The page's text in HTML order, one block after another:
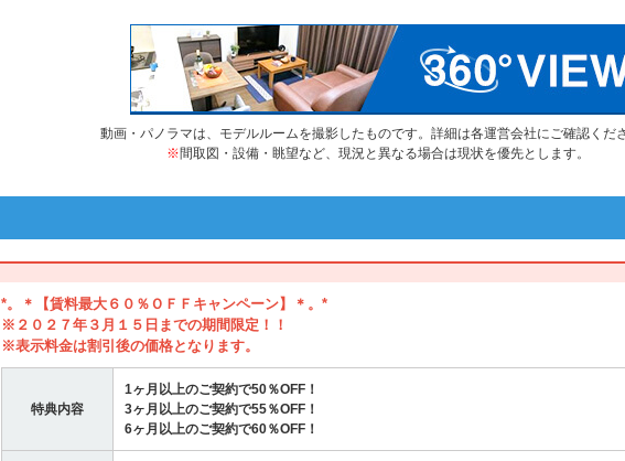
動画・パノラマは、モデルルームを撮影したものです。詳細は各運営会社にご確認くだ
※間取図・設備・眺望など、現況と異なる場合は現状を優先とします。
*。＊【賃料最大６０％ＯＦＦキャンペーン】＊。*
※２０２７年３月１５日までの期間限定！！
※表示料金は割引後の価格となります。
特典内容
1ヶ月以上のご契約で50％OFF！
3ヶ月以上のご契約で55％OFF！
6ヶ月以上のご契約で60％OFF！